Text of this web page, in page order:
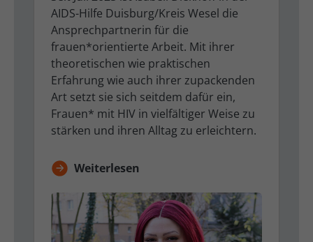
AIDS-Hilfe Duisburg/Kreis Wesel die
Ansprechpartnerin für die
frauen*orientierte Arbeit. Mit ihrer
theoretischen wie praktischen
Erfahrung wie auch ihrer zupackenden
Art setzt sie sich seitdem dafür ein,
Frauen* mit HIV in vielfältiger Weise zu
stärken und ihren Alltag zu erleichtern.
Weiterlesen